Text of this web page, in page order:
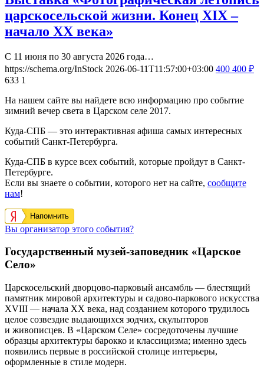
царскосельской жизни. Конец XIX –
начало XX века»
С 11 июня по 30 августа 2026 года…
https://schema.org/InStock 2026-06-11T11:57:00+03:00 400 400 ₽
633 1
На нашем сайте вы найдете всю информацию про событие
зимний вечер света в Царском селе 2017.
Куда-СПБ — это интерактивная афиша самых интересных
событий Санкт-Петербурга.
Куда-СПБ в курсе всех событий, которые пройдут в Санкт-
Петербурге.
Если вы знаете о событии, которого нет на сайте, сообщите
нам!
Напомнить
Вы организатор этого события?
Государственный музей-заповедник «Царское
Село»
Царскосельский дворцово-парковый ансамбль — блестящий
памятник мировой архитектуры и садово-паркового искусства
XVIII — начала XX века, над созданием которого трудилось
целое созвездие выдающихся зодчих, скульпторов
и живописцев. В «Царском Селе» сосредоточены лучшие
образцы архитектуры барокко и классицизма; именно здесь
появились первые в российской столице интерьеры,
оформленные в стиле модерн.